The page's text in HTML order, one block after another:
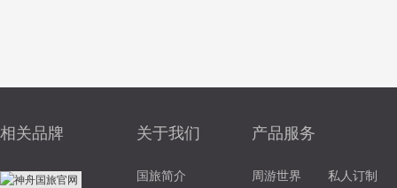
相关品牌 关于我们
国旅简介
产品服务
周游世界 私人订制